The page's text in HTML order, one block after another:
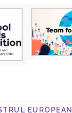
EUROPEAN